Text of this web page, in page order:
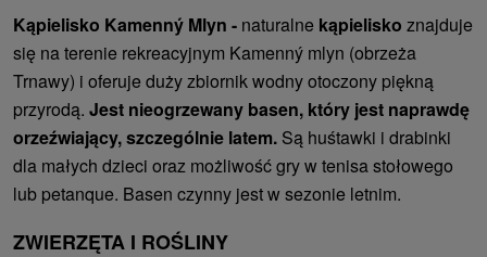
Kąpielisko Kamenný Mlyn - naturalne kąpielisko znajduje
się na terenie rekreacyjnym Kamenný mlyn (obrzeża
Trnawy) i oferuje duży zbiornik wodny otoczony piękną
przyrodą. Jest nieogrzewany basen, który jest naprawdę
orzeźwiający, szczególnie latem. Są huśtawki i drabinki
dla małych dzieci oraz możliwość gry w tenisa stołowego
lub petanque. Basen czynny jest w sezonie letnim.
ZWIERZĘTA I ROŚLINY